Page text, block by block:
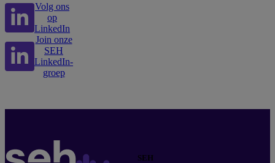
Volg ons
op
LinkedIn
Join onze
SEH
LinkedIn-
groep
SEH